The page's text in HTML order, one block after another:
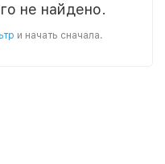
не найдено.
и начать сначала.